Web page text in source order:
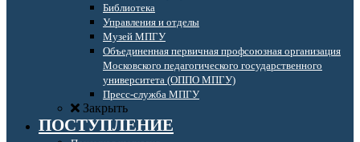
Библиотека
Управления и отделы
Музей МПГУ
Объединенная первичная профсоюзная организация
Московского педагогического государственного
университета (ОППО МПГУ)
Пресс-служба МПГУ
Закрыть
ПОСТУПЛЕНИЕ